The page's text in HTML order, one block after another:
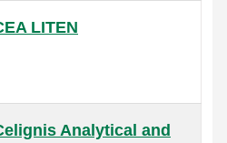
LITEN
Analytical and